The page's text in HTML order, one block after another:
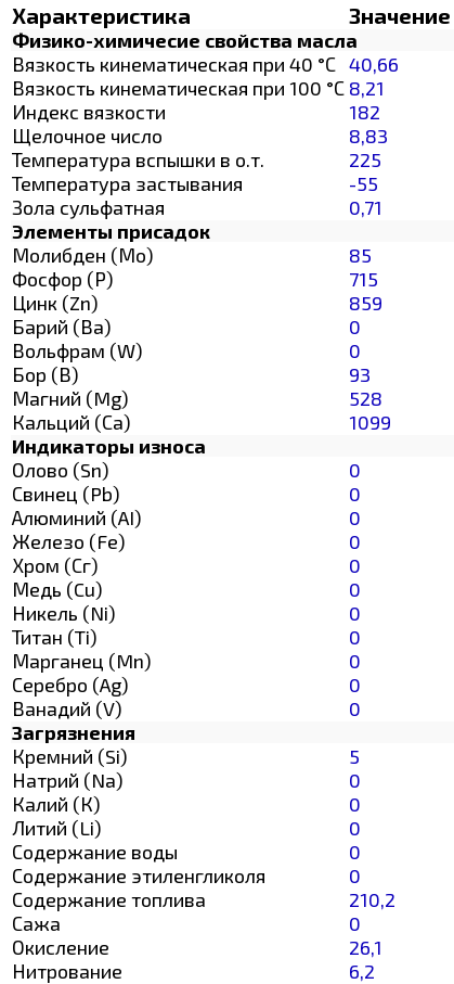
Характеристика
Значение
Физико-химичесие свойства масла
Вязкость кинематическая при 40 °С 40,66
Вязкость кинематическая при 100 °С 8,21
Индекс вязкости
182
Щелочное число
8,83
Температура вспышки в о.т.
225
Температура застывания
-55
Зола сульфатная
0,71
Элементы присадок
Молибден (Мо)
85
Фосфор (Р)
715
Цинк (Zn)
859
Барий (Ва)
0
Вольфрам (W)
0
Бор (В)
93
Магний (Mg)
528
Кальций (Са)
1099
Индикаторы износа
Олово (Sn)
0
Свинец (Pb)
0
Алюминий (AI)
0
Железо (Fe)
0
Хром (Сг)
0
Медь (Cu)
0
Никель (Ni)
0
Титан (Ti)
0
Марганец (Mn)
0
Серебро (Ag)
0
Ванадий (V)
0
Загрязнения
Кремний (Si)
5
Натрий (Na)
0
Калий (К)
0
Литий (Li)
0
Содержание воды
0
Содержание этиленгликоля
0
Содержание топлива
210,2
Сажа
0
Окисление
26,1
Нитрование
6,2